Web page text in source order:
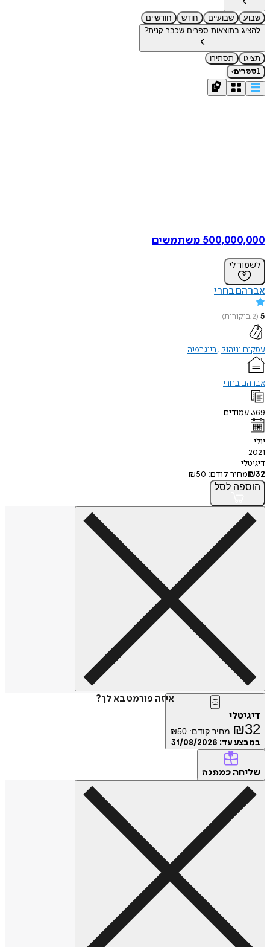
שבוע שבועיים חודש
חודשיים
להציג בתוצאות ספרים שכבר קנית?
תציגו
תסתירו
1ספרים›
500,000,000 משתמשים
לשמור לי
אברהם בחרי
5
(
2ביקורות)
עסקים וניהול ביוגרפיה
אברהם בחרי
369 עמודים
יולי
2021
דיגיטלי
₪32 מחיר קודם: ₪50
הוספה לסל
איזה פורמט בא לך?
דיגיטלי
₪32 מחיר קודם: ₪50
במבצע עד: 31/08/2026
שליחה כמתנה